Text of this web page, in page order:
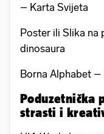
– Karta Svijeta
Poster ili Slika na
dinosaura
Borna Alphabet
Poduzetnička
strasti i